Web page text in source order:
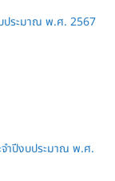
ประมาณ พ.ศ. 2567
จำปีงบประมาณ พ.ศ.